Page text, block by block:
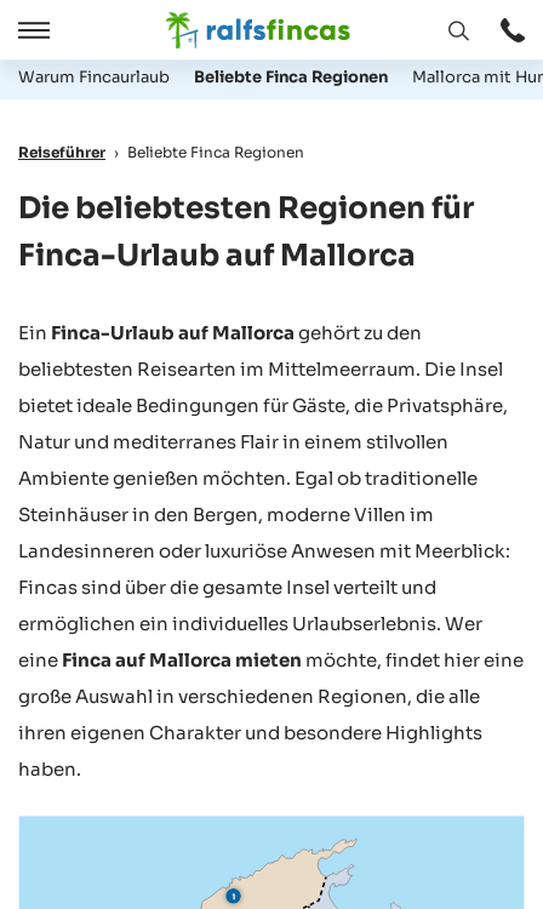
Öffnen
/
Schließen
Fenster
Öffnen
Warum Fincaurlaub Beliebte Finca Regionen Mallorca mit
Reiseführer › Beliebte Finca Regionen
Die beliebtesten Regionen für
Finca-Urlaub auf Mallorca
Ein Finca-Urlaub auf Mallorca gehört zu den
beliebtesten Reisearten im Mittelmeerraum. Die Insel
bietet ideale Bedingungen für Gäste, die Privatsphäre,
Natur und mediterranes Flair in einem stilvollen
Ambiente genießen möchten. Egal ob traditionelle
Steinhäuser in den Bergen, moderne Villen im
Landesinneren oder luxuriöse Anwesen mit Meerblick:
Fincas sind über die gesamte Insel verteilt und
ermöglichen ein individuelles Urlaubserlebnis. Wer
eine Finca auf Mallorca mieten möchte, findet hier eine
große Auswahl in verschiedenen Regionen, die alle
ihren eigenen Charakter und besondere Highlights
haben.